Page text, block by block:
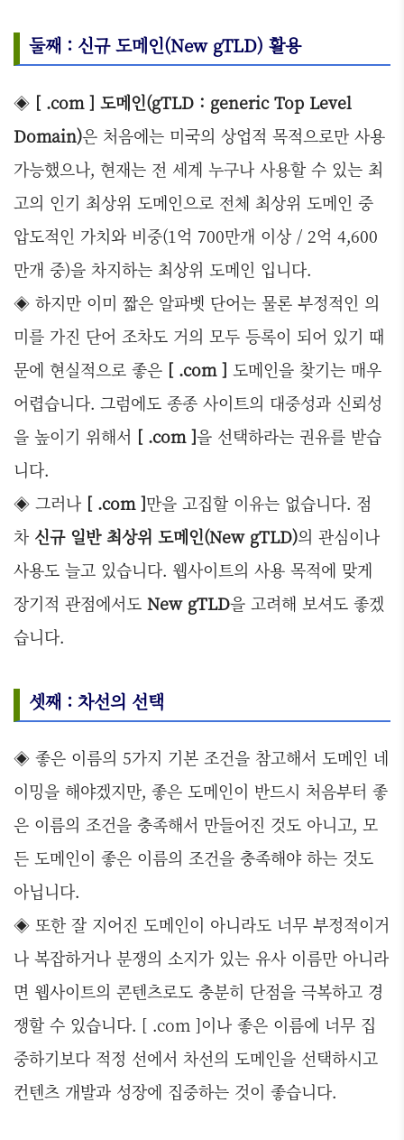
둘째 : 신규 도메인(New gTLD) 활용
◈ [ .com ] 도메인(gTLD : generic Top Level
Domain)은 처음에는 미국의 상업적 목적으로만 사용
가능했으나, 현재는 전 세계 누구나 사용할 수 있는 최
고의 인기 최상위 도메인으로 전체 최상위 도메인 중
압도적인 가치와 비중(1억 700만개 이상 / 2억 4,600
만개 중)을 차지하는 최상위 도메인 입니다.
◈ 하지만 이미 짧은 알파벳 단어는 물론 부정적인 의
미를 가진 단어 조차도 거의 모두 등록이 되어 있기 때
문에 현실적으로 좋은 [ .com ] 도메인을 찾기는 매우
어렵습니다. 그럼에도 종종 사이트의 대중성과 신뢰성
을 높이기 위해서 [ .com ]을 선택하라는 권유를 받습
니다.
◈ 그러나 [ .com ]만을 고집할 이유는 없습니다. 점
차 신규 일반 최상위 도메인(New gTLD)의 관심이나
사용도 늘고 있습니다. 웹사이트의 사용 목적에 맞게
장기적 관점에서도 New gTLD을 고려해 보셔도 좋겠
습니다.
셋째 : 차선의 선택
◈ 좋은 이름의 5가지 기본 조건을 참고해서 도메인 네
이밍을 해야겠지만, 좋은 도메인이 반드시 처음부터 좋
은 이름의 조건을 충족해서 만들어진 것도 아니고, 모
든 도메인이 좋은 이름의 조건을 충족해야 하는 것도
아닙니다.
◈ 또한 잘 지어진 도메인이 아니라도 너무 부정적이거
나 복잡하거나 분쟁의 소지가 있는 유사 이름만 아니라
면 웹사이트의 콘텐츠로도 충분히 단점을 극복하고 경
쟁할 수 있습니다. [ .com ]이나 좋은 이름에 너무 집
중하기보다 적정 선에서 차선의 도메인을 선택하시고
컨텐츠 개발과 성장에 집중하는 것이 좋습니다.